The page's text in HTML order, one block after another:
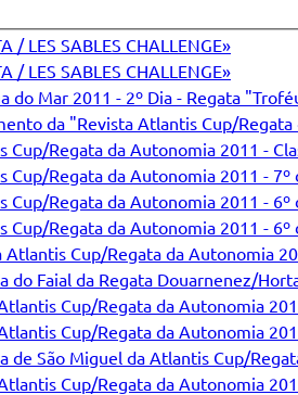
/ LES SABLES CHALLENGE»
/ LES SABLES CHALLENGE»
do Mar 2011 - 2º Dia - Regata
da "Revista Atlantis Cup/
Cup/Regata da Autonomia 2011 -
Cup/Regata da Autonomia 2011 - 7º
Cup/Regata da Autonomia 2011 - 6º
Cup/Regata da Autonomia 2011 - 6º
Atlantis Cup/Regata da Autonomia
do Faial da Regata Douarnenez/
Cup/Regata da Autonomia
Cup/Regata da Autonomia
de São Miguel da Atlantis Cup/
Cup/Regata da Autonomia